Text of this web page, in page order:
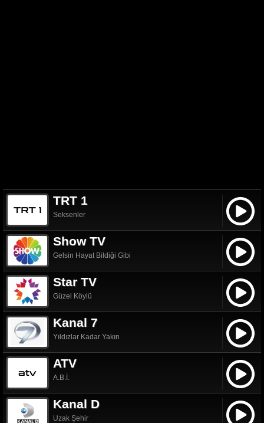
TRT 1
Seksenler
Show TV
Gelsin Hayat Bildiği Gibi
Star TV
Güzel Köylü
Kanal 7
Yıldızlar Kadar Yakın
ATV
A.B.İ.
Kanal D
Uzak Şehir